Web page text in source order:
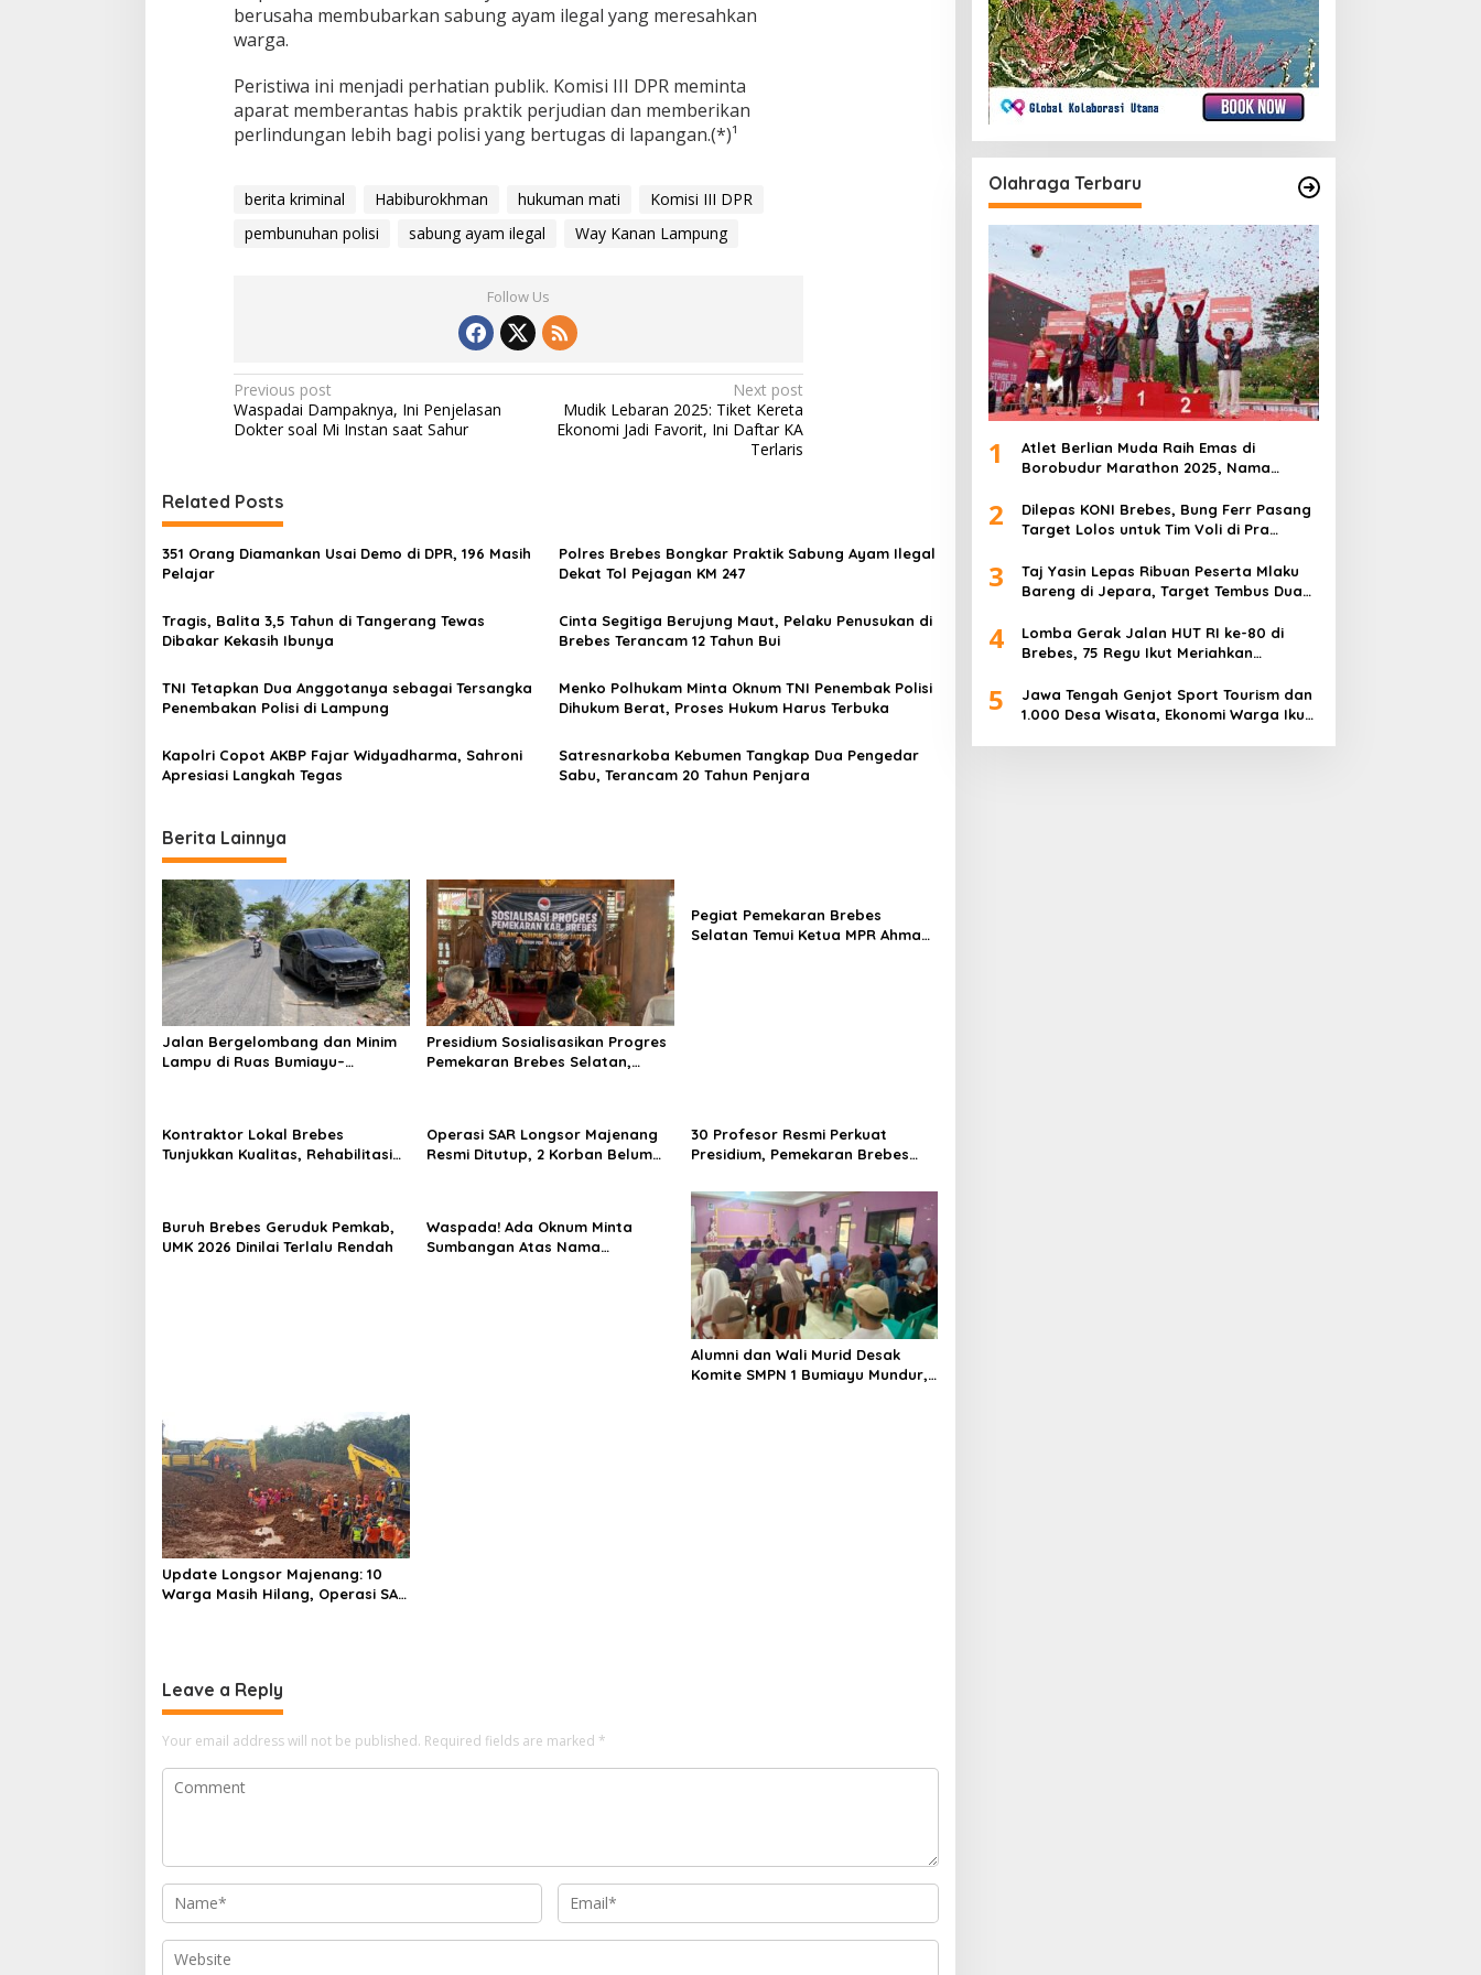
berusaha membubarkan sabung ayam ilegal yang meresahkan
warga.
Peristiwa ini menjadi perhatian publik. Komisi III DPR meminta
aparat memberantas habis praktik perjudian dan memberikan
perlindungan lebih bagi polisi yang bertugas di lapangan.(*)¹
berita kriminal Habiburokhman hukuman mati
Komisi III DPR
pembunuhan polisi
sabung ayam ilegal Way Kanan Lampung
Follow Us
P
o
t
n
a
i
g
a
t
o
Previous post
Waspadai Dampaknya, Ini Penjelasan
Dokter soal Mi Instan saat Sahur
Next post
Mudik Lebaran 2025: Tiket Kereta
Ekonomi Jadi Favorit, Ini Daftar KA
Terlaris
Related Posts
351 Orang Diamankan Usai Demo di DPR, 196 Masih
Pelajar
Polres Brebes Bongkar Praktik Sabung Ayam Ilegal
Dekat Tol Pejagan KM 247
Tragis, Balita 3,5 Tahun di Tangerang Tewas
Dibakar Kekasih Ibunya
Cinta Segitiga Berujung Maut, Pelaku Penusukan di
Brebes Terancam 12 Tahun Bui
TNI Tetapkan Dua Anggotanya sebagai Tersangka
Penembakan Polisi di Lampung
Menko Polhukam Minta Oknum TNI Penembak Polisi
Dihukum Berat, Proses Hukum Harus Terbuka
Kapolri Copot AKBP Fajar Widyadharma, Sahroni
Apresiasi Langkah Tegas
Satresnarkoba Kebumen Tangkap Dua Pengedar
Sabu, Terancam 20 Tahun Penjara
Berita Lainnya
Jalan Bergelombang dan Minim
Lampu di Ruas Bumiayu–
Presidium Sosialisasikan Progres
Pemekaran Brebes Selatan,
Pegiat Pemekaran Brebes
Selatan Temui Ketua MPR Ahmad
Kontraktor Lokal Brebes
Tunjukkan Kualitas, Rehabilitasi
Operasi SAR Longsor Majenang
Resmi Ditutup, 2 Korban Belum
30 Profesor Resmi Perkuat
Presidium, Pemekaran Brebes
Buruh Brebes Geruduk Pemkab,
UMK 2026 Dinilai Terlalu Rendah
Waspada! Ada Oknum Minta
Sumbangan Atas Nama
Alumni dan Wali Murid Desak
Komite SMPN 1 Bumiayu Mundur,
Update Longsor Majenang: 10
Warga Masih Hilang, Operasi SAR
Leave a Reply
Your email address will not be published. Required fields are marked *
Olahraga Terbaru
1
Atlet Berlian Muda Raih Emas di
Borobudur Marathon 2025, Nama
2
Dilepas KONI Brebes, Bung Ferr Pasang
Target Lolos untuk Tim Voli di Pra
3
Taj Yasin Lepas Ribuan Peserta Mlaku
Bareng di Jepara, Target Tembus Dua
4
Lomba Gerak Jalan HUT RI ke-80 di
Brebes, 75 Regu Ikut Meriahkan
5
Jawa Tengah Genjot Sport Tourism dan
1.000 Desa Wisata, Ekonomi Warga Ikut